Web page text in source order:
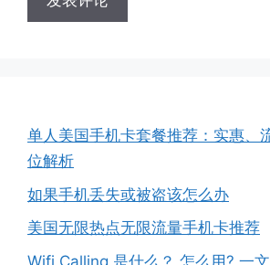
单人美国手机卡套餐推荐：实惠、
位解析
如果手机丢失或被盗该怎么办
美国无限热点无限流量手机卡推荐
Wifi Calling 是什么？ 怎么用? 一